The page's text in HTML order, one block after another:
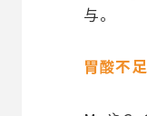
与。
胃酸不